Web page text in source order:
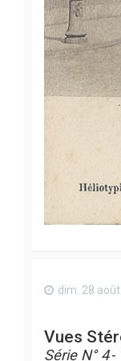
dim. 28
Vues
Série N° 4-